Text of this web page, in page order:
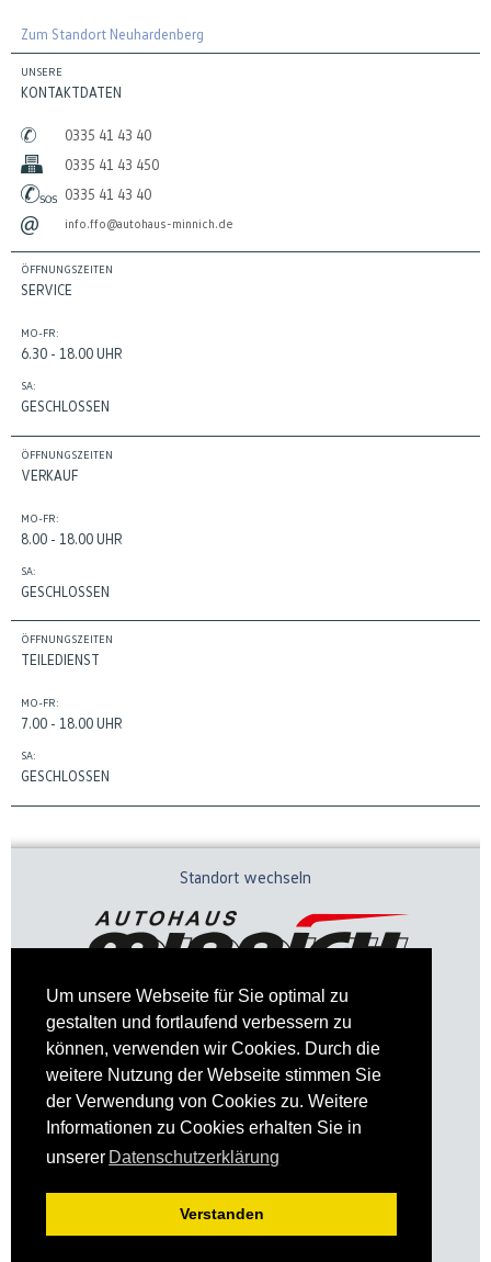
Um unsere Webseite für Sie optimal zu
gestalten und fortlaufend verbessern zu
können, verwenden wir Cookies. Durch die
weitere Nutzung der Webseite stimmen Sie
der Verwendung von Cookies zu. Weitere
Informationen zu Cookies erhalten Sie in
unserer Datenschutzerklärung
Verstanden
Zum Standort Neuhardenberg
UNSERE
KONTAKTDATEN
0335 41 43 40
0335 41 43 450
0335 41 43 40
info.ffo@autohaus-minnich.de
ÖFFNUNGSZEITEN
SERVICE
MO-FR:
6.30 - 18.00 UHR
SA:
GESCHLOSSEN
ÖFFNUNGSZEITEN
VERKAUF
MO-FR:
8.00 - 18.00 UHR
SA:
GESCHLOSSEN
ÖFFNUNGSZEITEN
TEILEDIENST
MO-FR:
7.00 - 18.00 UHR
SA:
GESCHLOSSEN
Standort wechseln
Impressum Datenschutz